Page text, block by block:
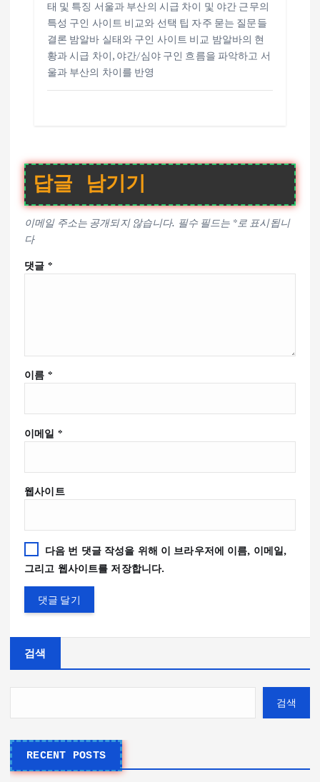
태 및 특징 서울과 부산의 시급 차이 및 야간 근무의
특성 구인 사이트 비교와 선택 팁 자주 묻는 질문들
결론 밤알바 실태와 구인 사이트 비교 밤알바의 현
황과 시급 차이, 야간/심야 구인 흐름을 파악하고 서
울과 부산의 차이를 반영
답글 남기기
이메일 주소는 공개되지 않습니다. 필수 필드는 *로 표시됩니
다
댓글 *
이름 *
이메일 *
웹사이트
다음 번 댓글 작성을 위해 이 브라우저에 이름, 이메일,
그리고 웹사이트를 저장합니다.
검색
검색
RECENT POSTS